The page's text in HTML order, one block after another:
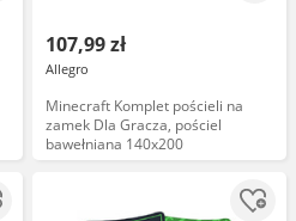
107,99 zł
Allegro
Minecraft Komplet pościeli na
zamek Dla Gracza, pościel
bawełniana 140x200